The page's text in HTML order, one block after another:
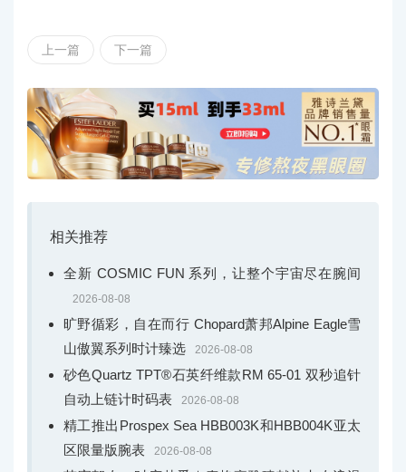
上一篇 下一篇
相关推荐
全新 COSMIC FUN 系列，让整个宇宙尽在腕间
2026-08-08
旷野循彩，自在而行 Chopard萧邦Alpine Eagle雪
山傲翼系列时计臻选
2026-08-08
砂色Quartz TPT®石英纤维款RM 65-01 双秒追针
自动上链计时码表
2026-08-08
精工推出Prospex Sea HBB003K和HBB004K亚太
区限量版腕表
2026-08-08